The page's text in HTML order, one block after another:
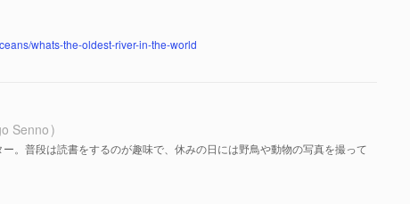
whats-the-oldest-river-in-the-world
Senno
。普段は読書をするのが趣味で、休みの日には野鳥や動物の写真を撮って